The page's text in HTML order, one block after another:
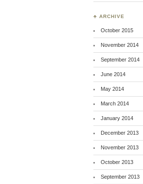
♣ ARCHIVE
October 2015
November 2014
September 2014
June 2014
May 2014
March 2014
January 2014
December 2013
November 2013
October 2013
September 2013